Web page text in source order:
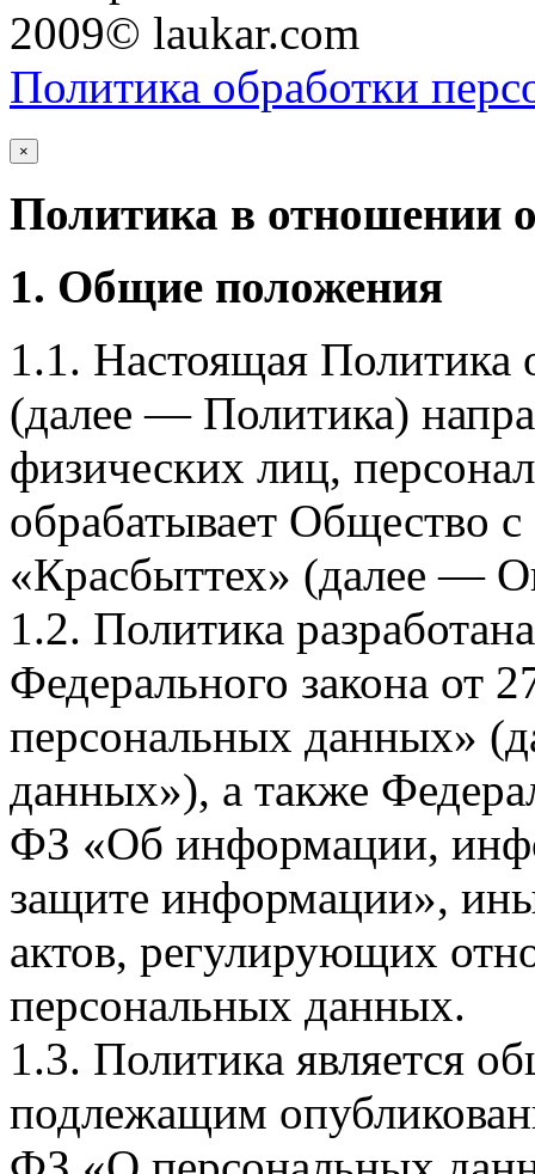
2009© laukar.com
Политика обработки
×
Политика в отношении
1. Общие положения
1.1. Настоящая Политика
(далее — Политика)
физических лиц,
обрабатывает Общество
«Красбыттех» (далее —
1.2. Политика
Федерального закона
персональных данных»
данных»), а также
ФЗ «Об информации,
защите информации»,
актов, регулирующих
персональных данных.
1.3. Политика является
подлежащим